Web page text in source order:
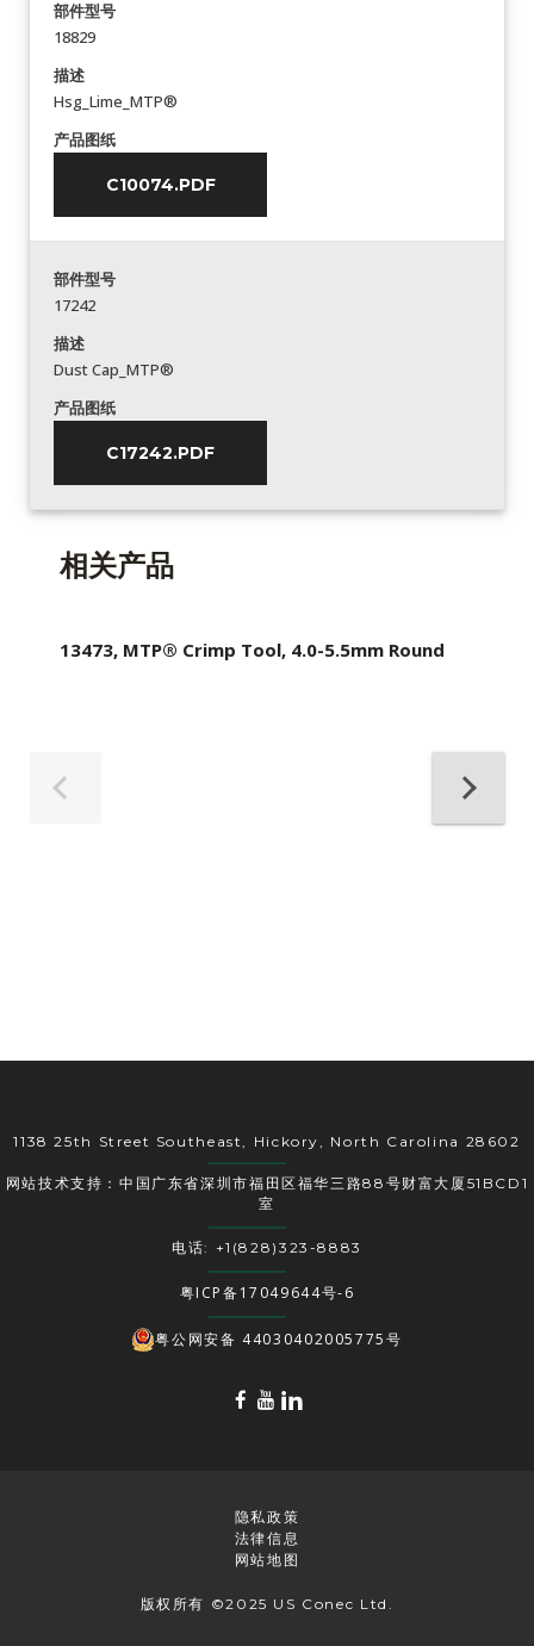
部件型号
18829
描述
Hsg_Lime_MTP®
产品图纸
C10074.PDF
部件型号
17242
描述
Dust Cap_MTP®
产品图纸
C17242.PDF
相关产品
13473, MTP® Crimp Tool, 4.0-5.5mm Round
1138 25th Street Southeast, Hickory, North Carolina 28602
网站技术支持：中国广东省深圳市福田区福华三路88号财富大厦51BCD1
室
电话: +1(828)323-8883
粤ICP备17049644号-6
粤公网安备 44030402005775号
版权所有 ©2025 US Conec Ltd.
隐私政策
法律信息
网站地图